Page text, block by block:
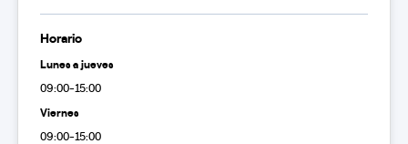
Horario
Lunes a jueves
09:00-15:00
Viernes
09:00-15:00